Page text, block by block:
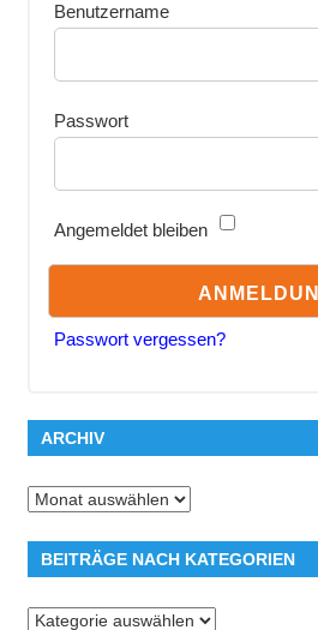
Benutzername
Passwort
Angemeldet bleiben
Passwort vergessen?
ARCHIV
Archiv
BEITRÄGE NACH KATEGORIEN
Beiträge